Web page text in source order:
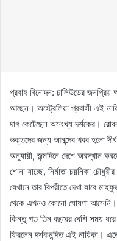
প্রবাহ বিনোদন: ঢালিউডের জনপ্রিয়
আছেন। অস্ট্রেলিয়া প্রবাসী এই
দাগ কেটেছেন অসংখ্য দর্শকের।
ভক্তদের জন্য আনন্দের খবর হলো
অনুযায়ী, জন্মদিনে দেশে অবস্থান
শোনা যাচ্ছে, নির্মাতা চয়নিকা
যেখানে তার বিপরীতে দেখা যাবে
থেকে এখনও কোনো ঘোষণা
কিন্তু গত তিন বছরের বেশি সময়
ফিরলেন দর্শকনন্দিত এই নায়িকা।